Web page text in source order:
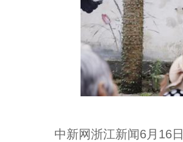
中新网浙江新闻6月16日